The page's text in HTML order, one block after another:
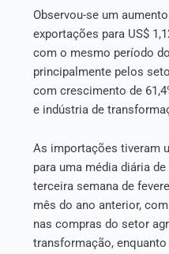
Observou-se um
exportações para US$
com o mesmo período
principalmente pelos
com crescimento de
e indústria de
As importações tiveram
para uma média diária
terceira semana de
mês do ano anterior,
nas compras do setor
transformação, enquanto